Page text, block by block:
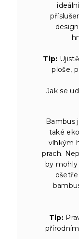
Tip:
ploše,
Jak se
Bambus
také
vlhkým
prach.
by mohly
Tip: